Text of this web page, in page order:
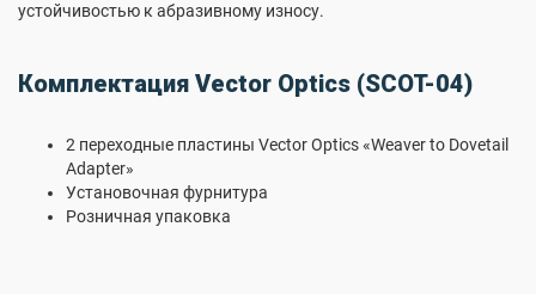
устойчивостью к абразивному износу.
Комплектация Vector Optics (SCOT-04)
2 переходные пластины Vector Optics «Weaver to Dovetail
Adapter»
Установочная фурнитура
Розничная упаковка